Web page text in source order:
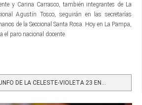
y Carina Carrasco, también integrantes de La
Agustín Tosco, seguirán en las secretarías
de la Seccional Santa Rosa. Hoy en La Pampa,
el paro nacional docente.
DE LA CELESTE-VIOLETA 23 EN...